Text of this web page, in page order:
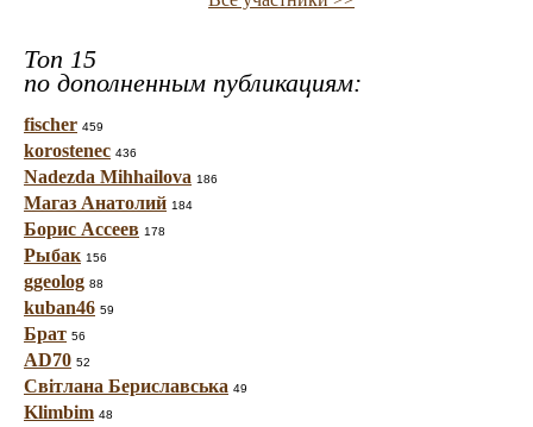
Топ 15
по дополненным публикациям:
fischer 459
korostenec 436
Nadezda Mihhailova 186
Магаз Анатолий 184
Борис Ассеев 178
Рыбак 156
ggeolog 88
kuban46 59
Брат 56
AD70 52
Світлана Бериславська 49
Klimbim 48